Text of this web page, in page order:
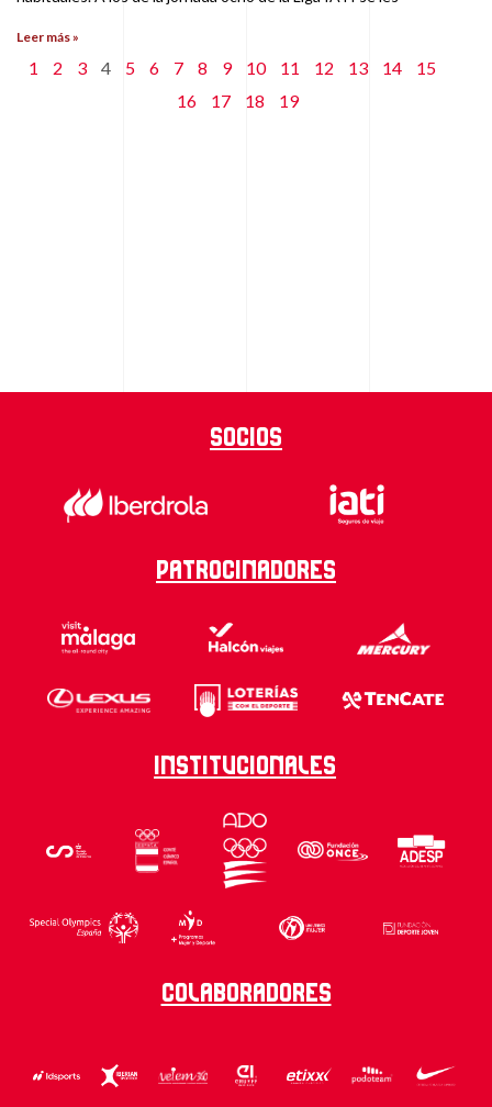
Leer más »
1 2 3 4 5 6 7 8 9 10 11 12 13 14
15
16
17 18 19
Socios
Patrocinadores
Institucionales
Colaboradores